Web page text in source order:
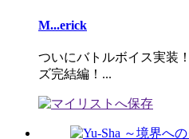
M...erick
ついにバトルボイス実装
ズ完結編！...